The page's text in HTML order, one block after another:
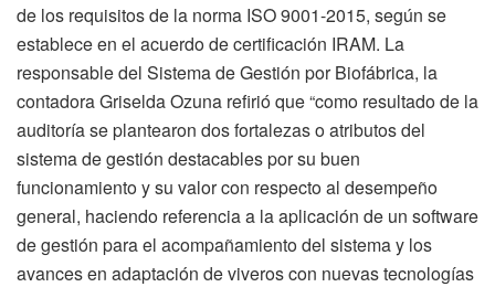
de los requisitos de la norma ISO 9001-2015, según se
establece en el acuerdo de certificación IRAM. La
responsable del Sistema de Gestión por Biofábrica, la
contadora Griselda Ozuna refirió que “como resultado de la
auditoría se plantearon dos fortalezas o atributos del
sistema de gestión destacables por su buen
funcionamiento y su valor con respecto al desempeño
general, haciendo referencia a la aplicación de un software
de gestión para el acompañamiento del sistema y los
avances en adaptación de viveros con nuevas tecnologías